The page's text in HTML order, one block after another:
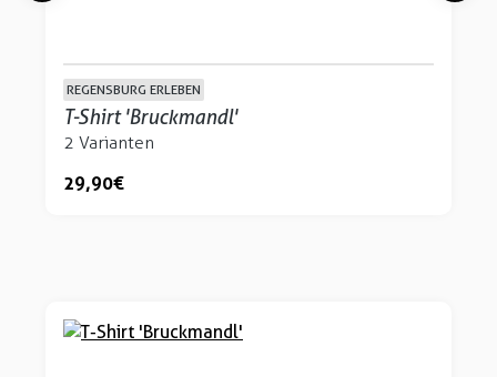
REGENSBURG ERLEBEN
T-Shirt 'Bruckmandl'
2 Varianten
29,90 €